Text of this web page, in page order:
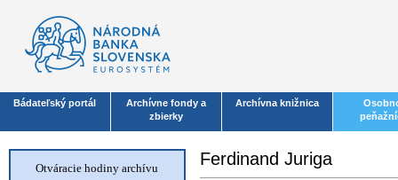
Bádateľský portál
Archívne fondy a
zbierky
Archívna knižnica
Otváracie hodiny archívu
Ferdinand Juriga